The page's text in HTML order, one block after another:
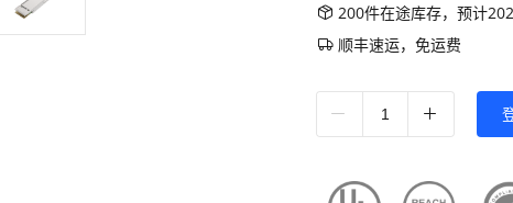
200件在途库存，预计
顺丰速运，免运费